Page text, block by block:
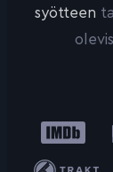
syötteen
IMDb